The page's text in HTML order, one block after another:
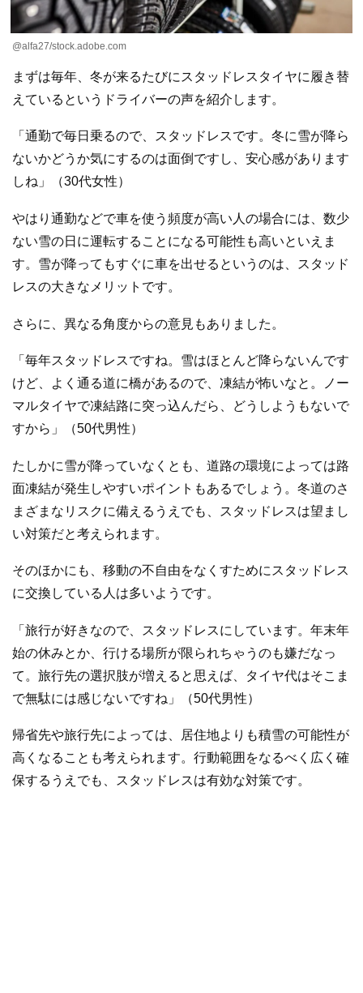
@alfa27/stock.adobe.com
まずは毎年、冬が来るたびにスタッドレスタイヤに履き替
えているというドライバーの声を紹介します。
「通勤で毎日乗るので、スタッドレスです。冬に雪が降ら
ないかどうか気にするのは面倒ですし、安心感があります
しね」（30代女性）
やはり通勤などで車を使う頻度が高い人の場合には、数少
ない雪の日に運転することになる可能性も高いといえま
す。雪が降ってもすぐに車を出せるというのは、スタッド
レスの大きなメリットです。
さらに、異なる角度からの意見もありました。
「毎年スタッドレスですね。雪はほとんど降らないんです
けど、よく通る道に橋があるので、凍結が怖いなと。ノー
マルタイヤで凍結路に突っ込んだら、どうしようもないで
すから」（50代男性）
たしかに雪が降っていなくとも、道路の環境によっては路
面凍結が発生しやすいポイントもあるでしょう。冬道のさ
まざまなリスクに備えるうえでも、スタッドレスは望まし
い対策だと考えられます。
そのほかにも、移動の不自由をなくすためにスタッドレス
に交換している人は多いようです。
「旅行が好きなので、スタッドレスにしています。年末年
始の休みとか、行ける場所が限られちゃうのも嫌だなっ
て。旅行先の選択肢が増えると思えば、タイヤ代はそこま
で無駄には感じないですね」（50代男性）
帰省先や旅行先によっては、居住地よりも積雪の可能性が
高くなることも考えられます。行動範囲をなるべく広く確
保するうえでも、スタッドレスは有効な対策です。